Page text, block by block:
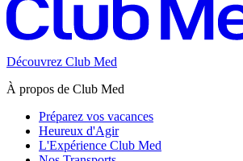
Découvrez Club Med
À propos de Club Med
Préparez vos vacances
Heureux d'Agir
L'Expérience Club Med